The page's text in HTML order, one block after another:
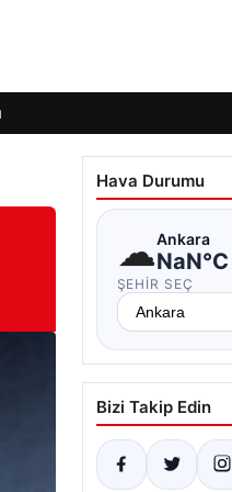
Hava Durumu
☁Ankara
NaN°C
ŞEHIR SEÇ
Bizi Takip Edin